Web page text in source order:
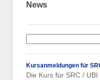
News
Kursanmeldungen für
Die Kurs für SRC /